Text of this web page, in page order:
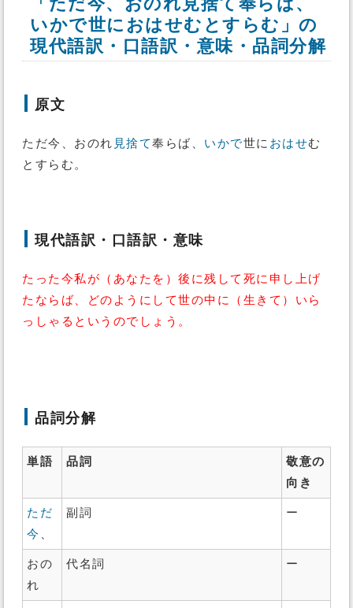
いかで世におはせむとすらむ」の
現代語訳・口語訳・意味・品詞分解
原文
ただ今、おのれ 見捨て奉らば、 いかで世に おはせむ
とすらむ。
現代語訳・口語訳・意味
たった今私が（あなたを）後に残して死に申し上げ
たならば、どのようにして世の中に（生きて）いら
っしゃるというのでしょう。
品詞分解
単語 品詞
敬意の
向き
ただ
今
副詞 ー
おの
れ
代名詞 ー